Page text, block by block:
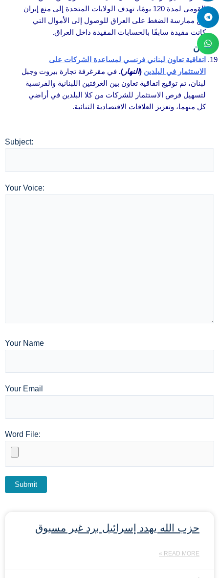
القومي لمدة 120 يومًا، تهدف الولايات المتحدة إلى منع إيران
من ممارسة الضغط على العراق للوصول إلى الأموال التي
كانت مقيدة سابقًا بالحسابات المقيدة داخل العراق.
لبنان
اتفاقية تعاون لبناني فرنسي لمساعدة الشركات على
الاستثمار في البلدين (النهار). في مقرغرفة تجارة بيروت وجبل
لبنان، تم توقيع اتفاقية تعاون بين الغرفتين اللبنانية والفرنسية
لتسهيل فرص الاستثمار للشركات من كلا البلدين في أراضي
كل منهما، وتعزيز العلاقات الاقتصادية الثنائية.
Subject:
Your Voice:
Your Name
Your Email
Word File:
حزب الله يهدد إسرائيل برد غير مسبوق
READ MORE »